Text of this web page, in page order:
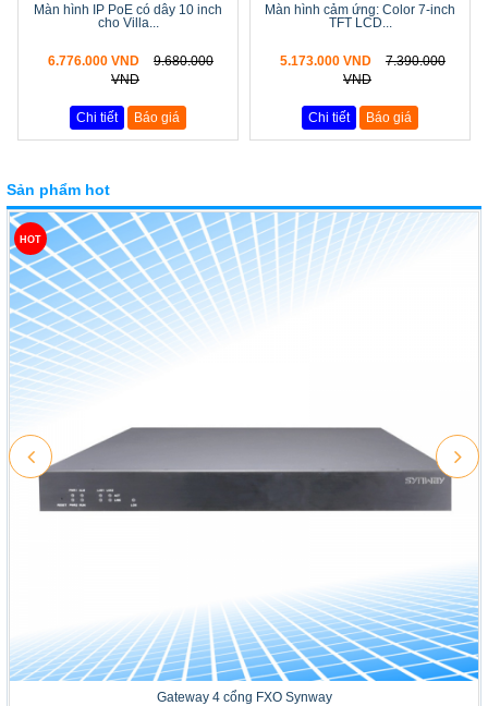
Màn hình IP PoE có dây 10 inch
cho Villa...
6.776.000 VND
9.680.000
VND
Chi tiết Báo giá
Màn hình cảm ứng: Color 7-inch
TFT LCD...
5.173.000 VND
7.390.000
VND
Chi tiết Báo giá
Sản phẩm hot
HOT
Gateway 4 cổng FXO Synway